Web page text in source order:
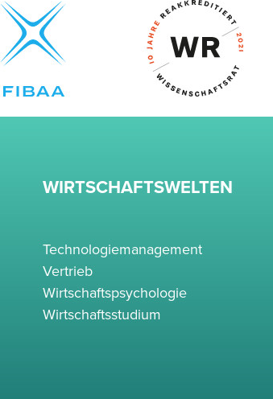
WIRTSCHAFTSWELTEN
Technologiemanagement
Vertrieb
Wirtschaftspsychologie
Wirtschaftsstudium